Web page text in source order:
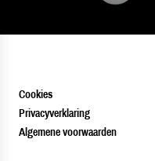
Cookies
Privacyverklaring
Algemene voorwaarden